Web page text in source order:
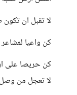
لا تقبل ان
كن واعيا
كن حريصا على
لا تعجل من وصل